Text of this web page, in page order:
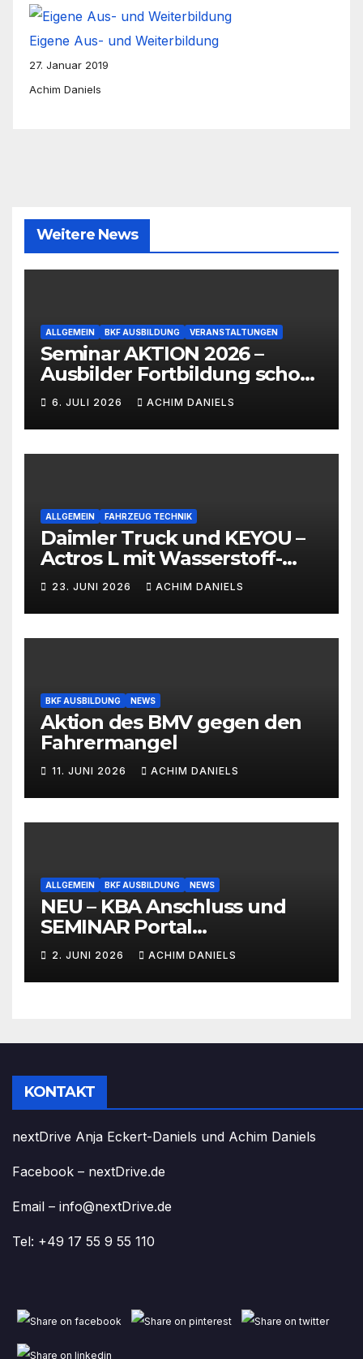
Eigene Aus- und Weiterbildung
27. Januar 2019
Achim Daniels
Weitere News
ALLGEMEIN BKF AUSBILDUNG VERANSTALTUNGEN
Seminar AKTION 2026 –
Ausbilder Fortbildung schon
ab 399€!!!
6. JULI 2026 ACHIM DANIELS
ALLGEMEIN FAHRZEUG TECHNIK
Daimler Truck und KEYOU –
Actros L mit Wasserstoff-
Verbrennermotor
23. JUNI 2026 ACHIM DANIELS
BKF AUSBILDUNG NEWS
Aktion des BMV gegen den
Fahrermangel
11. JUNI 2026 ACHIM DANIELS
ALLGEMEIN BKF AUSBILDUNG NEWS
NEU – KBA Anschluss und
SEMINAR Portal
AKTIONSPREISE!!! Bis zu 50%
RABATT
2. JUNI 2026 ACHIM DANIELS
KONTAKT
nextDrive Anja Eckert-Daniels und Achim Daniels
Facebook – nextDrive.de
Email – info@nextDrive.de
Tel: +49 17 55 9 55 110